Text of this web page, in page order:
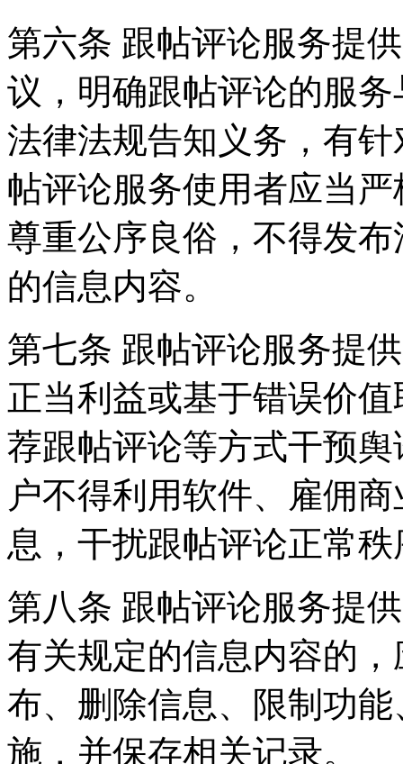
第六条 跟帖评论服务提
议，明确跟帖评论的服
法律法规告知义务，有
帖评论服务使用者应当
尊重公序良俗，不得发
的信息内容。
第七条 跟帖评论服务提
正当利益或基于错误价
荐跟帖评论等方式干预
户不得利用软件、雇佣
息，干扰跟帖评论正常
第八条 跟帖评论服务提
有关规定的信息内容的
布、删除信息、限制功
施，并保存相关记录。